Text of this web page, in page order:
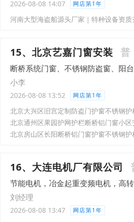
2026-08-08 14:07 网店第1年
河南大型海盗船源头厂家｜特种设备资质
15、北京艺嘉门窗安装 普
断桥系统门窗、不锈钢防盗窗、阳
小李
2026-08-08 13:52 网店第1年
北京大兴区旧宫定制防盗门护窗不锈钢
北京通州区果园护网护栏断桥铝门窗小区
北京房山区长阳断桥铝门窗护窗不锈钢
16、大连电机厂有限公司
节能电机，冶金起重变频电机，高
刘经理
2026-08-08 13:47 网店第1年